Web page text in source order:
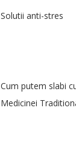
Solutii anti-stres
Cum putem slabi
Medicinei